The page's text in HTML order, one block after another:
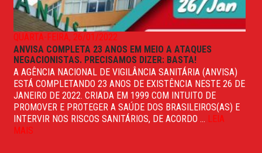
QUARTA-FEIRA, 26/01/2022
ANVISA COMPLETA 23 ANOS EM MEIO A ATAQUES
NEGACIONISTAS. PRECISAMOS DIZER: BASTA!
A AGÊNCIA NACIONAL DE VIGILÂNCIA SANITÁRIA (ANVISA)
ESTÁ COMPLETANDO 23 ANOS DE EXISTÊNCIA NESTE 26 DE
JANEIRO DE 2022. CRIADA EM 1999 COM INTUITO DE
PROMOVER E PROTEGER A SAÚDE DOS BRASILEIROS(AS) E
INTERVIR NOS RISCOS SANITÁRIOS, DE ACORDO ... LEIA
MAIS